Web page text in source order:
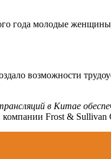
года молодые
возможности
в Китае
Frost & Sullivan